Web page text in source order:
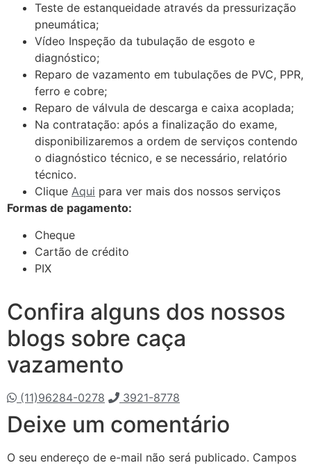
Teste de estanqueidade através da pressurização
pneumática;
Vídeo Inspeção da tubulação de esgoto e
diagnóstico;
Reparo de vazamento em tubulações de PVC, PPR,
ferro e cobre;
Reparo de válvula de descarga e caixa acoplada;
Na contratação: após a finalização do exame,
disponibilizaremos a ordem de serviços contendo
o diagnóstico técnico, e se necessário, relatório
técnico.
Clique Aqui para ver mais dos nossos serviços
Formas de pagamento:
Cheque
Cartão de crédito
PIX
Confira alguns dos nossos
blogs sobre caça
vazamento
(11)96284-0278 3921-8778
Deixe um comentário
O seu endereço de e-mail não será publicado. Campos